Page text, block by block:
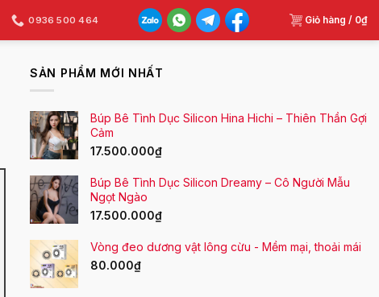
0936 500 464 Giỏ hàng / 0₫
SẢN PHẨM MỚI NHẤT
Búp Bê Tình Dục Silicon Hina Hichi – Thiên Thần Gợi
Cảm
17.500.000₫
Búp Bê Tình Dục Silicon Dreamy – Cô Người Mẫu
Ngọt Ngào
17.500.000₫
Vòng đeo dương vật lông cừu - Mềm mại, thoải mái
80.000₫